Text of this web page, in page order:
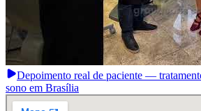
Depoimento real de paciente —
sono em Brasília